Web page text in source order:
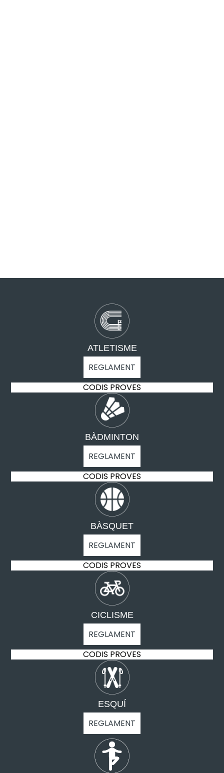
ATLETISME
REGLAMENT
CODIS PROVES
BÀDMINTON
REGLAMENT
CODIS PROVES
BÀSQUET
REGLAMENT
CODIS PROVES
CICLISME
REGLAMENT
CODIS PROVES
ESQUÍ
REGLAMENT